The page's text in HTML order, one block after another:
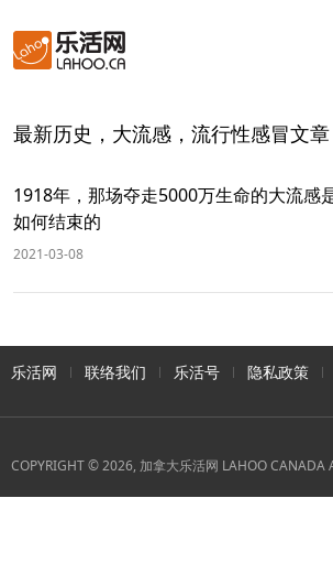
最新历史，大流感，流行性感冒文章
1918年，那场夺走5000万生命的大流感
如何结束的
2021-03-08
乐活网 联络我们 乐活号 隐私政策
COPYRIGHT © 2026, 加拿大乐活网 LAHOO CANADA